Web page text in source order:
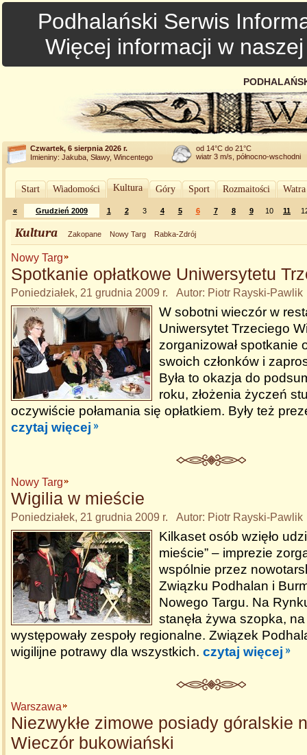
Podhalański Serwis
Więcej informacji w
Czwartek, 6 sierpnia 2026 r.
Imieniny: Jakuba, Sławy, Wincentego
od 14°C do 21°C
wiatr 3 m/s, północno-wschodni
Start Wiadomości Kultura Góry Sport Rozmaitości
« Grudzień 2009 1 2 3 4 5 6 7 8 9 10 11
Kultura Zakopane Nowy Targ Rabka-Zdrój
Nowy Targ
Spotkanie opłatkowe Uniwersytetu
Poniedziałek, 21 grudnia 2009 r. Autor: Piotr Rayski-Pawlik
W sobotni wieczór w
Uniwersytet Trzeciego
zorganizował spotkanie
swoich członków i
Była to okazja do
roku, złożenia życzeń
oczywiście połamania się opłatkiem. Były też
czytaj więcej
Nowy Targ
Wigilia w mieście
Poniedziałek, 21 grudnia 2009 r. Autor: Piotr Rayski-Pawlik
Kilkaset osób wzięło
mieście” – imprezie
wspólnie przez
Związku Podhalan i
Nowego Targu. Na
stanęła żywa szopka,
występowały zespoły regionalne. Związek
wigilijne potrawy dla wszystkich. czytaj więcej
Warszawa
Niezwykłe zimowe posiady góralskie
Wieczór bukowiański